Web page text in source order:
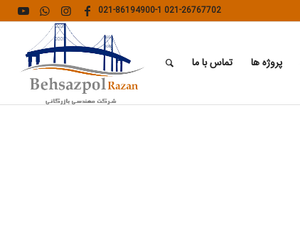
021-26767702
021-86194900-1
پروژه ها تماس با ما